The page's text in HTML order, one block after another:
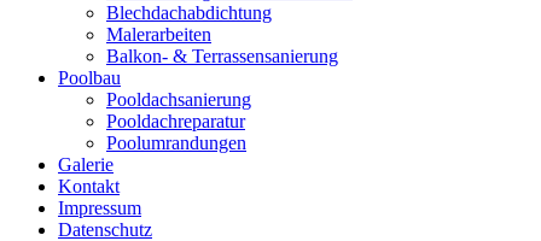
Blechdachabdichtung
Malerarbeiten
Balkon- & Terrassensanierung
Poolbau
Pooldachsanierung
Pooldachreparatur
Poolumrandungen
Galerie
Kontakt
Impressum
Datenschutz